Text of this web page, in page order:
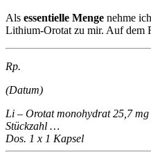
Als essentielle Menge nehme
Lithium-Orotat zu mir. Auf dem
Rp.
(Datum)
Li – Orotat monohydrat 25,7
Stückzahl …
Dos. 1 x 1 Kapsel